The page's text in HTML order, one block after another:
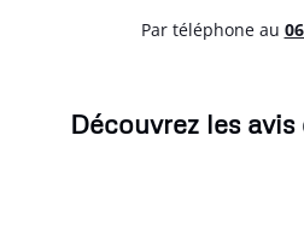
Par téléphone au
Découvrez les